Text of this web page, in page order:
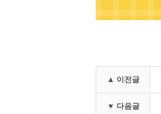
▲ 이전글
▼ 다음글